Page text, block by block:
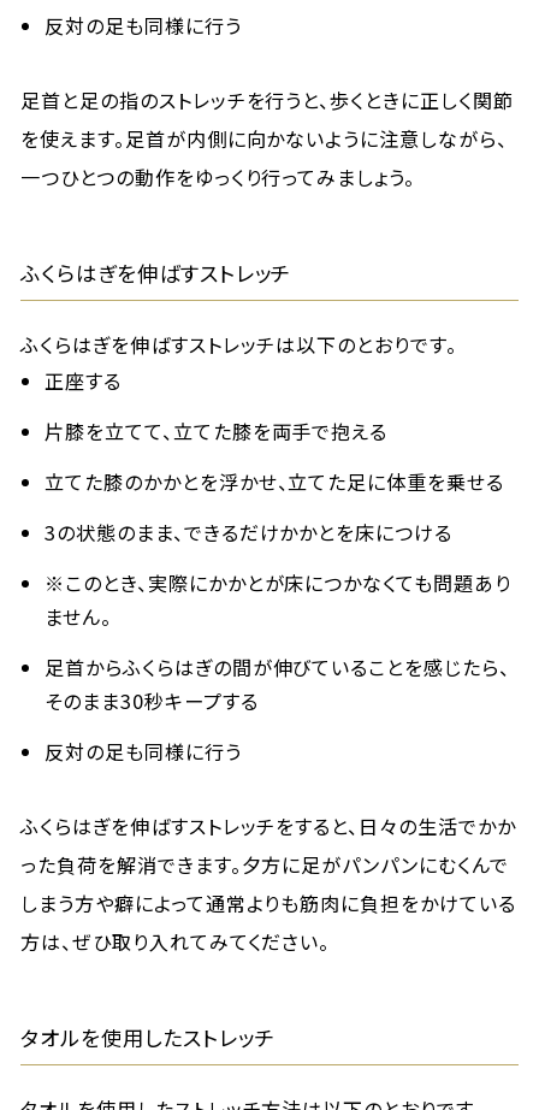
反対の足も同様に行う
足首と足の指のストレッチを行うと、歩くときに正しく関節
を使えます。足首が内側に向かないように注意しながら、
一つひとつの動作をゆっくり行ってみましょう。
ふくらはぎを伸ばすストレッチ
ふくらはぎを伸ばすストレッチは以下のとおりです。
正座する
片膝を立てて、立てた膝を両手で抱える
立てた膝のかかとを浮かせ、立てた足に体重を乗せる
3の状態のまま、できるだけかかとを床につける
※このとき、実際にかかとが床につかなくても問題あり
ません。
足首からふくらはぎの間が伸びていることを感じたら、
そのまま30秒キープする
反対の足も同様に行う
ふくらはぎを伸ばすストレッチをすると、日々の生活でかか
った負荷を解消できます。夕方に足がパンパンにむくんで
しまう方や癖によって通常よりも筋肉に負担をかけている
方は、ぜひ取り入れてみてください。
タオルを使用したストレッチ